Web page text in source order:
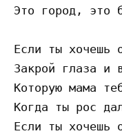
Это город, это
Если ты хочешь
Закрой глаза и
Которую мама
Когда ты рос
Если ты хочешь